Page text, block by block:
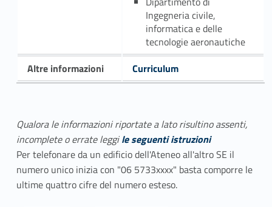
Ingegneria civile,
informatica e delle
tecnologie aeronautiche
Altre informazioni
Curriculum
Qualora le informazioni riportate a lato risultino assenti,
incomplete o errate leggile seguenti istruzioni
Per telefonare da un edificio dell'Ateneo all'altro SE il
numero unico inizia con "06 5733xxxx" basta comporre le
ultime quattro cifre del numero esteso.